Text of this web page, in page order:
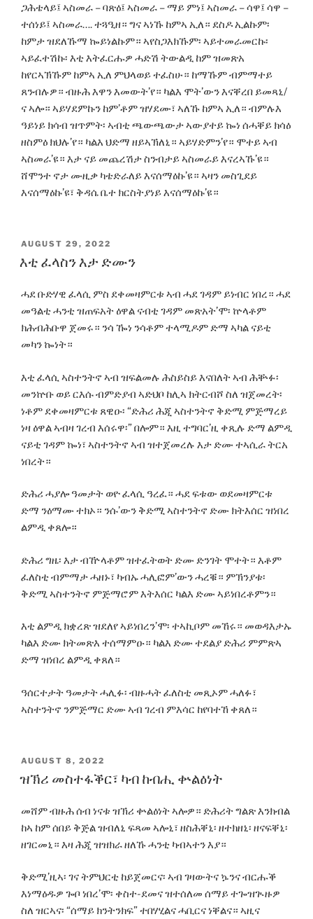
ጋሕቴላይ፤ ኣስመራ – ባጽዕ፤ ኣስመራ – ማይ ምነ፤ ኣስመራ – ሳዋ፤ ሳዋ –
ተሰነይ፤ ኣስመራ…. ተጓዒዘ። ግና ኣነኹ ከምኣ ኢለ። ደስዶ ኢልኩም፡
ከምታ ዝደለኹማ ኰይነልኩም። ኣየስጋእክኹም፡ ኣይተመራመርኩ፡
ኣይፈተሽኩ፡ እቲ እትፈርሑዎ ሓድሽ ትውልዲ ከም ዝመጽአ
ከየርኣኽኹም ከምኣ ኢለ ምህላወይ ተፈስሁ። ከማኹም ብምማተይ
ጸንብሉዎ። ብዙሕ እዋን እመውት’የ። ካልእ ሞት’ውን እናቐረበ ይመጻኒ/
ና ኣሎ። ኣይሃደምኩን ከም’ቶም ዝሃደሙ፣ ኣለኹ ከምኣ ኢለ። ብምሉእ
ዓይነይ ክሳብ ዝጥምት፡ ኣብቲ ጫውጫውታ ኣውያተይ ኰነ ሰሓቐይ ክሳዕ
ዘስምዕ ክህሉ’የ። ካልእ ህድማ ዘይኣኽለኒ። ኣይሃድምን’የ። ሞተይ ኣብ
ኣስመራ’ዩ። እታ ናይ መጨረሽታ ስንብታይ ኣስመራይ እናረኣኹ’ዩ።
ሸሞንተ ኖታ ሙዚቃ ካቴድራለይ እናሰማዕኩ’ዩ። ኣዛን መስጊደይ
እናሰማዕኩ’ዩ፣ ቅዳሴ ቤተ ክርስትያነይ እናሰማዕኩ’ዩ።
POSTED
AUGUST 29, 2022
እቲ ፈላስን እታ ድሙን
ሓደ ቡድሃዊ ፈላሲ ምስ ደቀመዛምርቱ ኣብ ሓደ ገዳም ይነብር ነበረ። ሓደ
መዓልቲ ሓንቲ ዝጠፍአት ዕዋል ናብቲ ገዳም መጽአት’ሞ፡ ኵላቶም
ክሕብሕቡዋ ጀመሩ። ንሳ ዀነ ንሳቶም ተላሚዶም ድማ ኣካል ናይቲ
መካን ኰነት።
እቲ ፈላሲ ኣስተንትኖ ኣብ ዝፍልመሉ ሕስይስይ እናበለት ኣብ ሕቝፉ፡
መንኵቡ ወይ ርእሱ ብምድያብ ኣድህቦ ከሊኣ ክትርብሾ ስለ ዝጀመረት፡
ነቶም ደቀመዛምርቱ ጸዊዑ፡ “ድሕሪ ሕጂ ኣስተንትኖ ቅድሚ ምጅማረይ
ነዛ ዕዋል ኣብዛ ገረብ እሰሩዋ፡” በሎም። እዚ ተግባር’ዚ ቀጺሉ ድማ ልምዲ
ናይቲ ገዳም ኰነ፣ ኣስተንትኖ ኣብ ዝተጀመረሉ እታ ድሙ ተኣሲራ ትርአ
ነበረት።
ድሕሪ ሓያሎ ዓመታት ወዮ ፈላሲ ዓረፈ። ሓደ ፍቱው ወደመዛምርቱ
ድማ ንዕማሙ ተክኦ። ንሱ’ውን ቅድሚ ኣስተንትኖ ድሙ ክትእሰር ዝነበረ
ልምዲ ቀጸሎ።
ድሕሪ ግዜ፡ እታ ብዅላቶም ዝተፈትወት ድሙ ድንገት ሞተት። እቶም
ፈለስቲ ብምማታ ሓዘኑ፣ ካብኡ ሓሊፎም’ውን ሓረቑ። ምኽንያቱ፡
ቅድሚ ኣስተንትኖ ምጅማሮም እትእሰር ካልእ ድሙ ኣይነበረቶምን።
እቲ ልምዲ ክቋረጽ ዝደለየ ኣይነበረን’ሞ፡ ተኣኪቦም መኸሩ። መወዳእታኡ
ካልእ ድሙ ክትመጽእ ተሰማምዑ። ካልእ ድሙ ተደልያ ድሕሪ ምምጽኣ
ድማ ዝነበረ ልምዲ ቀጸለ።
ዓሰርተታት ዓመታት ሓሊፉ፡ ብዙሓት ፈለስቲ መጺኦም ሓለፉ፣
ኣስተንትኖ ንምጅማር ድሙ ኣብ ገረብ ምእሳር ከየባተኸ ቀጸለ።
POSTED
ON
AUGUST 8, 2022
ዝኽሪ መስተፋቕር፣ ካብ ከብሒ ቍልዕነት
መሸም ብዙሕ ሰብ ነናቱ ዝኽሪ ቍልዕነት ኣሎዎ። ድሕሪት ግልጽ እንክብል
ከኣ ከም ሰበይ ቅጅል ዝብለኒ ፍጻመ ኣሎኒ፣ ዘስሕቐኒ፡ ዘተክዘኒ፡ ዘናፍቐኒ፡
ዘገርመኒ። እዛ ሕጂ ዝዝክራ ዘለኹ ሓንቲ ካብኣተን እያ።
ቅድሚ’ዚኣ፡ ገና ትምህርቲ ከይጀመርና፡ ኣብ ገዛውትና ኴንና ብርሑቕ
እነማዕዱዎ ጐቦ ነበረ’ሞ፡ ቀስተ-ደመና ዝተሰለመ ሰማይ ተጐዝጒዙዎ
ስለ ዝርኣና፡ “ሰማይ ክንትንክፍ” ተበሃሂልና ሓቢርና ነቐልና። ኣዚና